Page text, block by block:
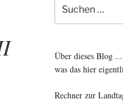
nach:
Über dieses Blog
was das hier
Rechner zur